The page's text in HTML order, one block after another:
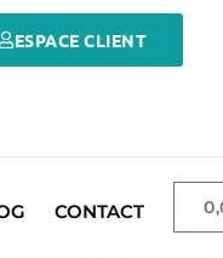
ESPACE CLIENT
CONTACT